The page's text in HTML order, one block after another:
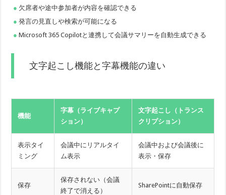
欠席者や途中参加者が内容を確認できる
発言の見直しや検索が可能になる
Microsoft 365 Copilotと連携して会議サマリーを自動生成できる
文字起こし機能と字幕機能の違い
機能
字幕（ライブキャプ
ション）
文字起こし（トランス
クリプション）
表示タイ
ミング
会議中にリアルタイ
ム表示
会議中および会議後に
表示・保存
保存
保存されない（会議
終了で消える）
SharePointに自動保存